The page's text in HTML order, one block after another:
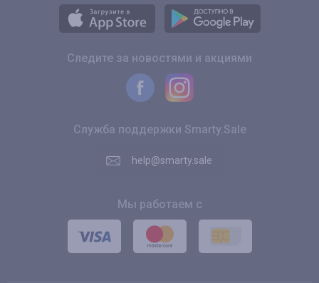
Следите за новостями и акциями
Служба поддержки Smarty.Sale
help@smarty.sale
Мы работаем с